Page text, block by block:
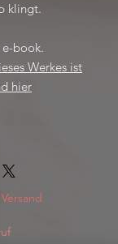
klingt.
book.
Werkes ist
hier